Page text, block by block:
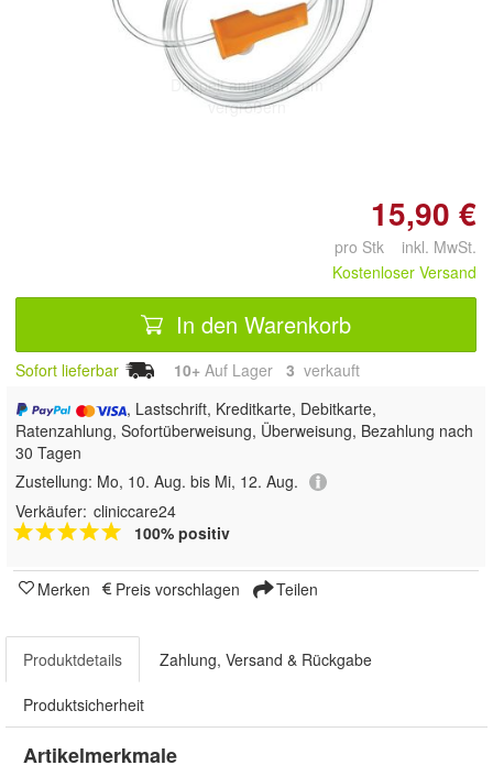
Doppelt antippen zum
vergrößern
15,90 €
pro Stk inkl. MwSt.
Kostenloser Versand
In den Warenkorb
Sofort lieferbar 10+ Auf Lager 3 verkauft
, Lastschrift, Kreditkarte, Debitkarte,
Ratenzahlung, Sofortüberweisung, Überweisung, Bezahlung nach
30 Tagen
Zustellung: Mo, 10. Aug. bis Mi, 12. Aug.
Verkäufer: cliniccare24
100% positiv
Merken Preis vorschlagen Teilen
Produktdetails Zahlung, Versand & Rückgabe
Produktsicherheit
Artikelmerkmale